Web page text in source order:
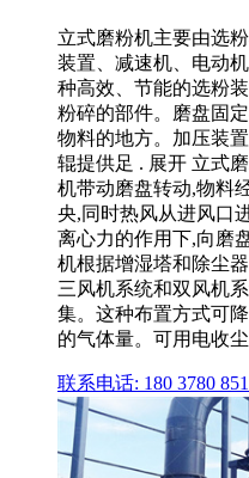
立式磨粉机主要由选
装置、减速机、电动
种高效、节能的选粉
粉碎的部件。磨盘固
物料的地方。加压装
辊提供足 . 展开 立式
机带动磨盘转动,物料
央,同时热风从进风口
离心力的作用下,向磨
机根据增湿塔和除尘
三风机系统和双风机
集。这种布置方式可
的气体量。可用电收
联系电话: 180 3780